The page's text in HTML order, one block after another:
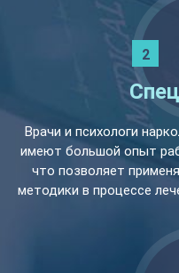
Врачи и психологи
имеют большой опыт
что позволяет
методики в процессе